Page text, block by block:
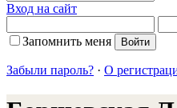
Вход на сайт
Запомнить меня
Забыли пароль? · О